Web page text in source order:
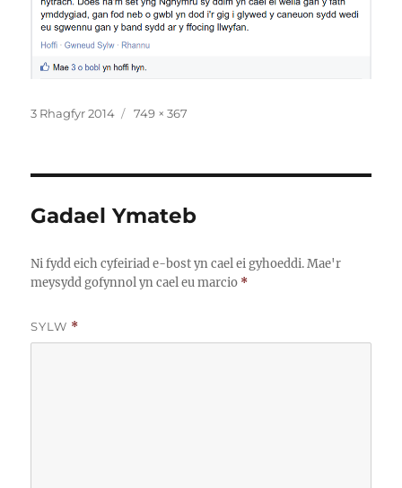
Cofnodwyd
3 Rhagfyr 2014
Maint
749 × 367
Gadael Ymateb
Ni fydd eich cyfeiriad e-bost yn cael ei gyhoeddi. Mae'r
meysydd gofynnol yn cael eu marcio *
SYLW *